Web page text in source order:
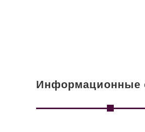
Информационные